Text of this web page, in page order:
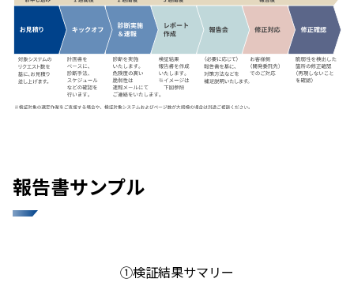
報告書サンプル
①検証結果サマリー